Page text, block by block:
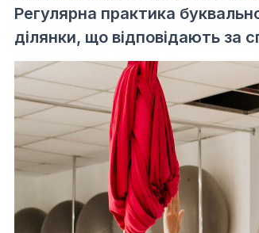
Регулярна практика
ділянки, що відповідають за